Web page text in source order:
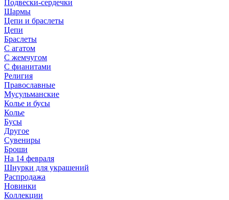
Подвески-сердечки
Шармы
Цепи и браслеты
Цепи
Браслеты
С агатом
С жемчугом
С фианитами
Религия
Православные
Мусульманские
Колье и бусы
Колье
Бусы
Другое
Сувениры
Броши
На 14 февраля
Шнурки для украшений
Распродажа
Новинки
Коллекции